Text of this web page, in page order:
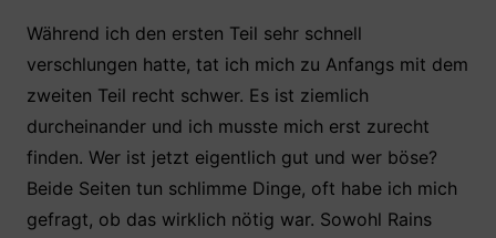
Während ich den ersten Teil sehr schnell
verschlungen hatte, tat ich mich zu Anfangs mit dem
zweiten Teil recht schwer. Es ist ziemlich
durcheinander und ich musste mich erst zurecht
finden. Wer ist jetzt eigentlich gut und wer böse?
Beide Seiten tun schlimme Dinge, oft habe ich mich
gefragt, ob das wirklich nötig war. Sowohl Rains